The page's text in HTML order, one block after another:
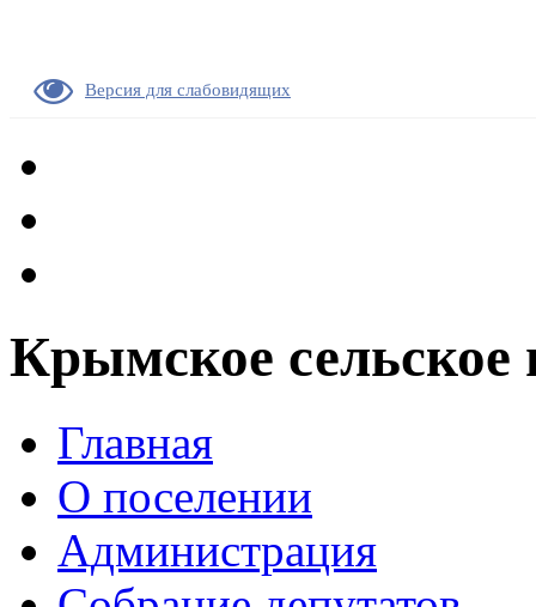
Версия для слабовидящих
Крымское сельское
Главная
О поселении
Администрация